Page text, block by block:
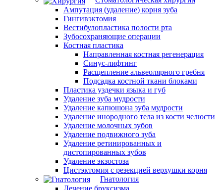
Ампутация (удаление) корня зуба
Гингивэктомия
Вестибулопластика полости рта
Зубосохраняющие операции
Костная пластика
Направленная костная регенерация
Синус-лифтинг
Расщепление альвеолярного гребня
Подсадка костной ткани блоками
Пластика уздечки языка и губ
Удаление зуба мудрости
Удаление капюшона зуба мудрости
Удаление инородного тела из кости челюсти
Удаление молочных зубов
Удаление подвижного зуба
Удаление ретинированных и
дистопированных зубов
Удаление экзостоза
Цистэктомия с резекцией верхушки корня
Гнатология
Лечение бруксизма